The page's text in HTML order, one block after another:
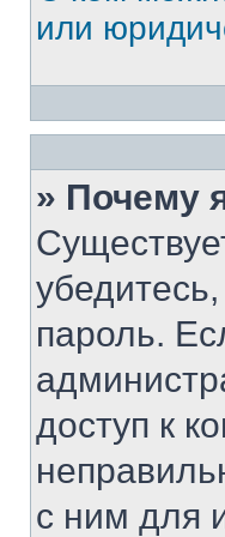
или
» Почему
пароль.
доступ к
с ним для